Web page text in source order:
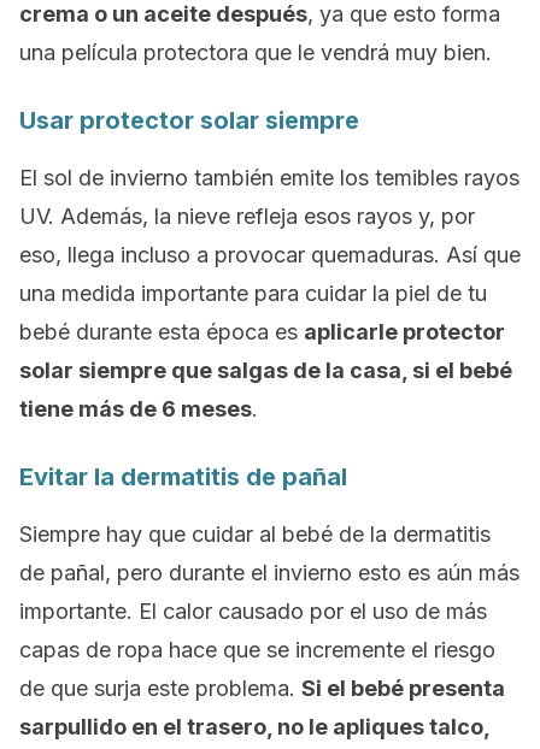
crema o un aceite después, ya que esto forma
una película protectora que le vendrá muy bien.
Usar protector solar siempre
El sol de invierno también emite los temibles rayos
UV. Además, la nieve refleja esos rayos y, por
eso, llega incluso a provocar quemaduras. Así que
una medida importante para cuidar la piel de tu
bebé durante esta época es aplicarle protector
solar siempre que salgas de la casa, si el bebé
tiene más de 6 meses.
Evitar la dermatitis de pañal
Siempre hay que cuidar al bebé de la dermatitis
de pañal, pero durante el invierno esto es aún más
importante. El calor causado por el uso de más
capas de ropa hace que se incremente el riesgo
de que surja este problema. Si el bebé presenta
sarpullido en el trasero, no le apliques talco,